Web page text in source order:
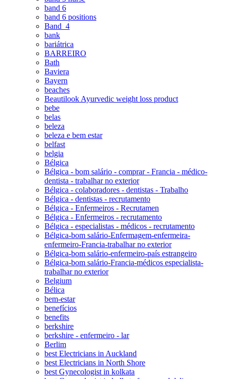
band 6
band 6 positions
Band_4
bank
bariátrica
BARREIRO
Bath
Baviera
Bayern
beaches
Beautilook Ayurvedic weight loss product
bebe
belas
beleza
beleza e bem estar
belfast
belgia
Bélgica
Bélgica - bom salário - comprar - Francia - médico-
dentista - trabalhar no exterior
Bélgica - colaboradores - dentistas - Trabalho
Bélgica - dentistas - recrutamento
Bélgica - Enfermeiros - Recrutamen
Bélgica - Enfermeiros - recrutamento
Bélgica - especialistas - médicos - recrutamento
Bélgica-bom salário-Enfermagem-enfermeira-
enfermeiro-Francia-trabalhar no exterior
Bélgica-bom salário-enfermeiro-país estrangeiro
Bélgica-bom salário-Francia-médicos especialista-
trabalhar no exterior
Belgium
Bélica
bem-estar
benefícios
benefits
berkshire
berkshire - enfermeiro - lar
Berlim
best Electricians in Auckland
best Electricians in North Shore
best Gynecologist in kolkata